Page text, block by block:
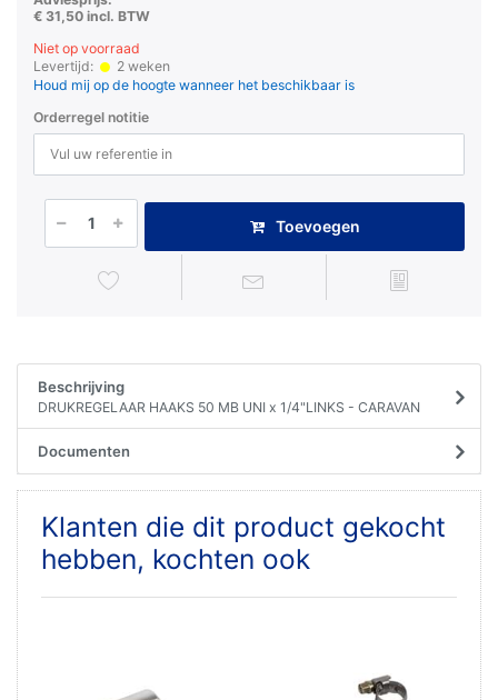
€ 31,50 incl. BTW
Niet op voorraad
Levertijd:
2 weken
Houd mij op de hoogte wanneer het beschikbaar is
Orderregel notitie
Toevoegen
Beschrijving
DRUKREGELAAR HAAKS 50 MB UNI x 1/4"LINKS - CARAVAN
Documenten
Klanten die dit product gekocht
hebben, kochten ook